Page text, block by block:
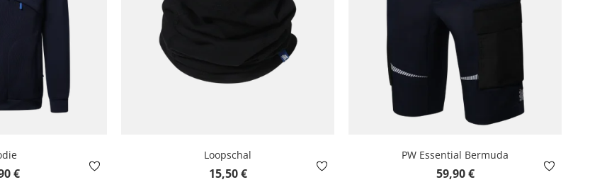
Preis:
€
Loopschal
Regulärer Preis:
15,50 €
PW Essential Bermuda
Regulärer Preis:
59,90 €